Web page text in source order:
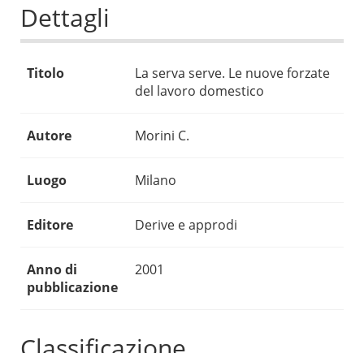
Dettagli
Titolo
La serva serve. Le nuove forzate
del lavoro domestico
Autore Morini C.
Luogo Milano
Editore Derive e approdi
Anno di
pubblicazione
2001